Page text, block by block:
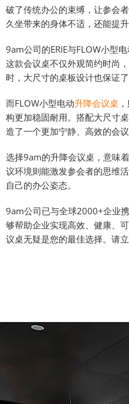
破了传统办公的束缚，让参会
久坐带来的身体不适，还能提
9am公司的ERIE与FLOW小型电
这款会议桌不仅外观简约时尚
时，大尺寸的桌板设计也保证
而FLOW小型电动升降会议桌
构更加稳固耐用。搭配大尺寸
造了一个更加宁静、高效的会议
选择9am的升降会议桌，意味
议环境则能激发参会者的思维
自己的办公姿态。
9am公司已与全球2000+企业
够帮助企业实现高效、健康、
议桌无疑是您的最佳选择。请